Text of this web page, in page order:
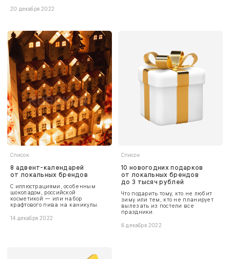
20 декабря 2022
Список
8 адвент-календарей
от локальных брендов
С иллюстрациями, особенным
шоколадом, российской
косметикой — или набор
крафтового пива на каникулы.
14 декабря 2022
Список
10 новогодних подарков
от локальных брендов
до 3 тысяч рублей
Что подарить тому, кто не любит
зиму или тем, кто не планирует
вылезать из постели все
праздники.
6 декабря 2022